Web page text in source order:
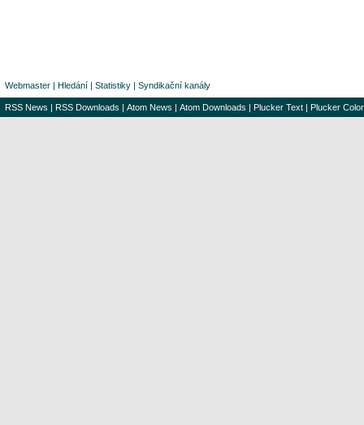
Webmaster | Hledání | Statistiky | Syndikační kanály
RSS News | RSS Downloads | Atom News | Atom Downloads | Plucker Text | Plucker Color